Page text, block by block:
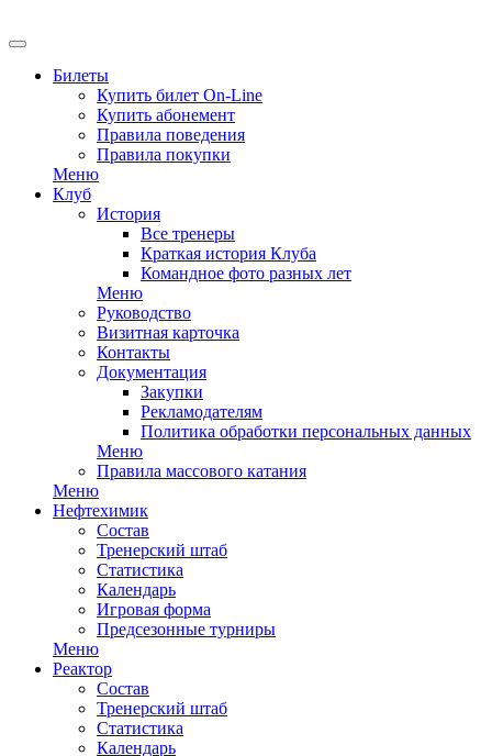
Билеты
Купить билет On-Line
Купить абонемент
Правила поведения
Правила покупки
Меню
Клуб
История
Все тренеры
Краткая история Клуба
Командное фото разных лет
Меню
Руководство
Визитная карточка
Контакты
Документация
Закупки
Рекламодателям
Политика обработки персональных данных
Меню
Правила массового катания
Меню
Нефтехимик
Состав
Тренерский штаб
Статистика
Календарь
Игровая форма
Предсезонные турниры
Меню
Реактор
Состав
Тренерский штаб
Статистика
Календарь